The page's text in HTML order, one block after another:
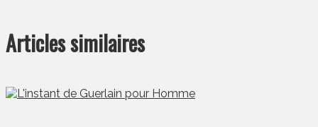
Articles similaires